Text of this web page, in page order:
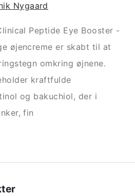
Nygaard
Peptide Eye Booster -
øjencreme er skabt til at
omkring øjnene.
kraftfulde
og bakuchiol, der i
fin